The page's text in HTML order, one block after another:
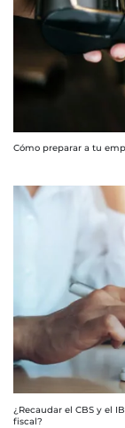
Cómo preparar a tu
¿Recaudar el CBS y el
fiscal?